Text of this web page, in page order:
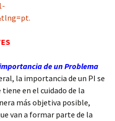
de un Problema
la importancia de un PI se
en el cuidado de la
más objetiva posible,
van a formar parte de la